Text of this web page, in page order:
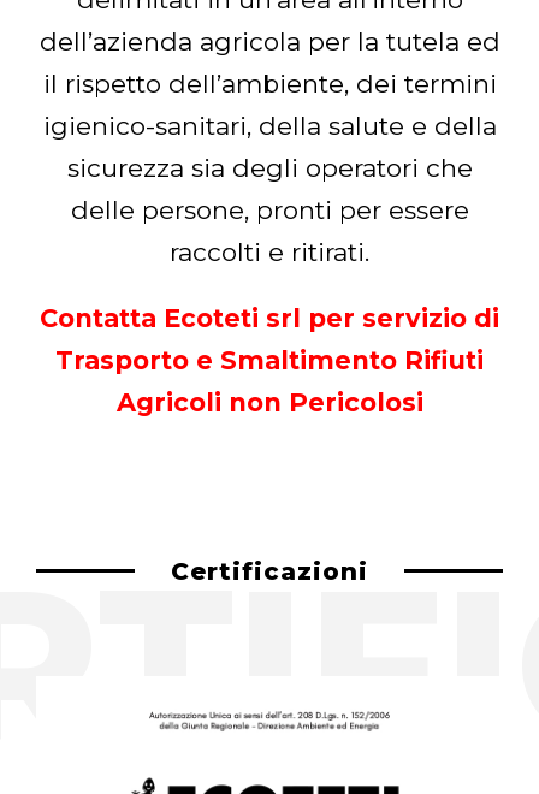
dell’azienda agricola per la tutela ed
il rispetto dell’ambiente, dei termini
igienico-sanitari, della salute e della
sicurezza sia degli operatori che
delle persone, pronti per essere
raccolti e ritirati.
Contatta Ecoteti srl per servizio di
Trasporto e Smaltimento Rifiuti
Agricoli non Pericolosi
Certificazioni